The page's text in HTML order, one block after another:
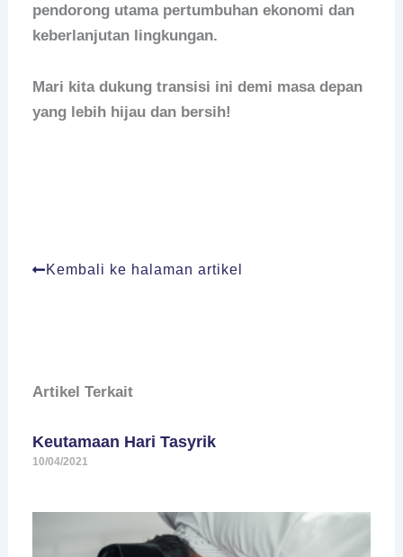
pendorong utama pertumbuhan ekonomi dan
keberlanjutan lingkungan.
Mari kita dukung transisi ini demi masa depan
yang lebih hijau dan bersih!
Kembali ke halaman artikel
Artikel Terkait
Keutamaan Hari Tasyrik
10/04/2021